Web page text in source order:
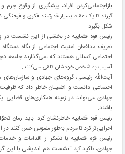
بازاجتماعی‌کردن افراد، پیشگیری از وقوع جرم
گیرند تا یک عقبه بسیار قدرتمند فکری و فرهنگی
شکل بگیرد.
رئیس قوه قضاییه در بخشی از این نشست در
تعریف مدافعان امنیت اجتماعی از نگاه
اجتماعی کسانی هستند که نمی‌گذارند جامعه
آسیب به شخص خودشان تلقی می‌کنند.
آیت‌الله رئیسی، گروه‌های جهادی و سازمان‌های
اجتماعی دانست و اطمینان خاطر داد که
جهادی می‌تواند در زمینه همکاری‌های قضایی
باشند.
رئیس قوه قضاییه خاطرنشان کرد: باید زمان
اجرایی‌تر کرد تا مردم به‌طور ملموس حس کنند در
رئیس قوه قضاییه با تشکر از اقدامات و
جهادی، تاکید کرد “نشست هم اندیشی با این